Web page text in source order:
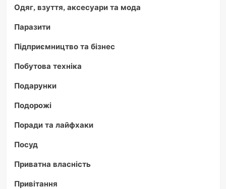
Одяг, взуття, аксесуари та мода
Паразити
Підприємництво та бізнес
Побутова техніка
Подарунки
Подорожі
Поради та лайфхаки
Посуд
Приватна власність
Привітання